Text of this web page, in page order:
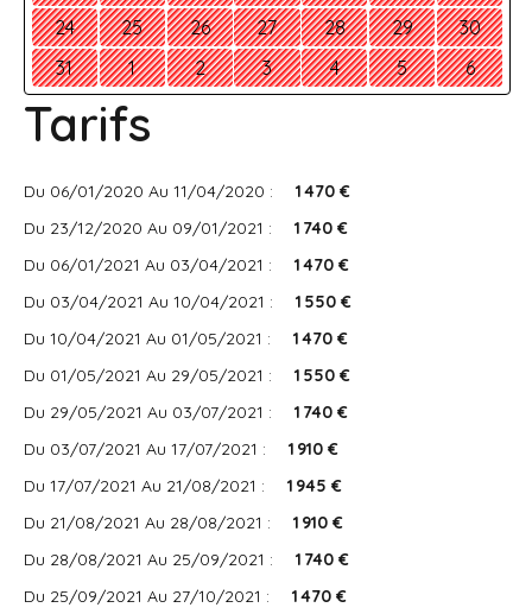
24
25 26 27 28 29
30
31
1 2 3 4 5 6
Tarifs
Du 06/01/2020 Au 11/04/2020 :
1 470 €
Du 23/12/2020 Au 09/01/2021 :
1 740 €
Du 06/01/2021 Au 03/04/2021 :
1 470 €
Du 03/04/2021 Au 10/04/2021 :
1 550 €
Du 10/04/2021 Au 01/05/2021 :
1 470 €
Du 01/05/2021 Au 29/05/2021 :
1 550 €
Du 29/05/2021 Au 03/07/2021 :
1 740 €
Du 03/07/2021 Au 17/07/2021 :
1 910 €
Du 17/07/2021 Au 21/08/2021 :
1 945 €
Du 21/08/2021 Au 28/08/2021 :
1 910 €
Du 28/08/2021 Au 25/09/2021 :
1 740 €
Du 25/09/2021 Au 27/10/2021 :
1 470 €